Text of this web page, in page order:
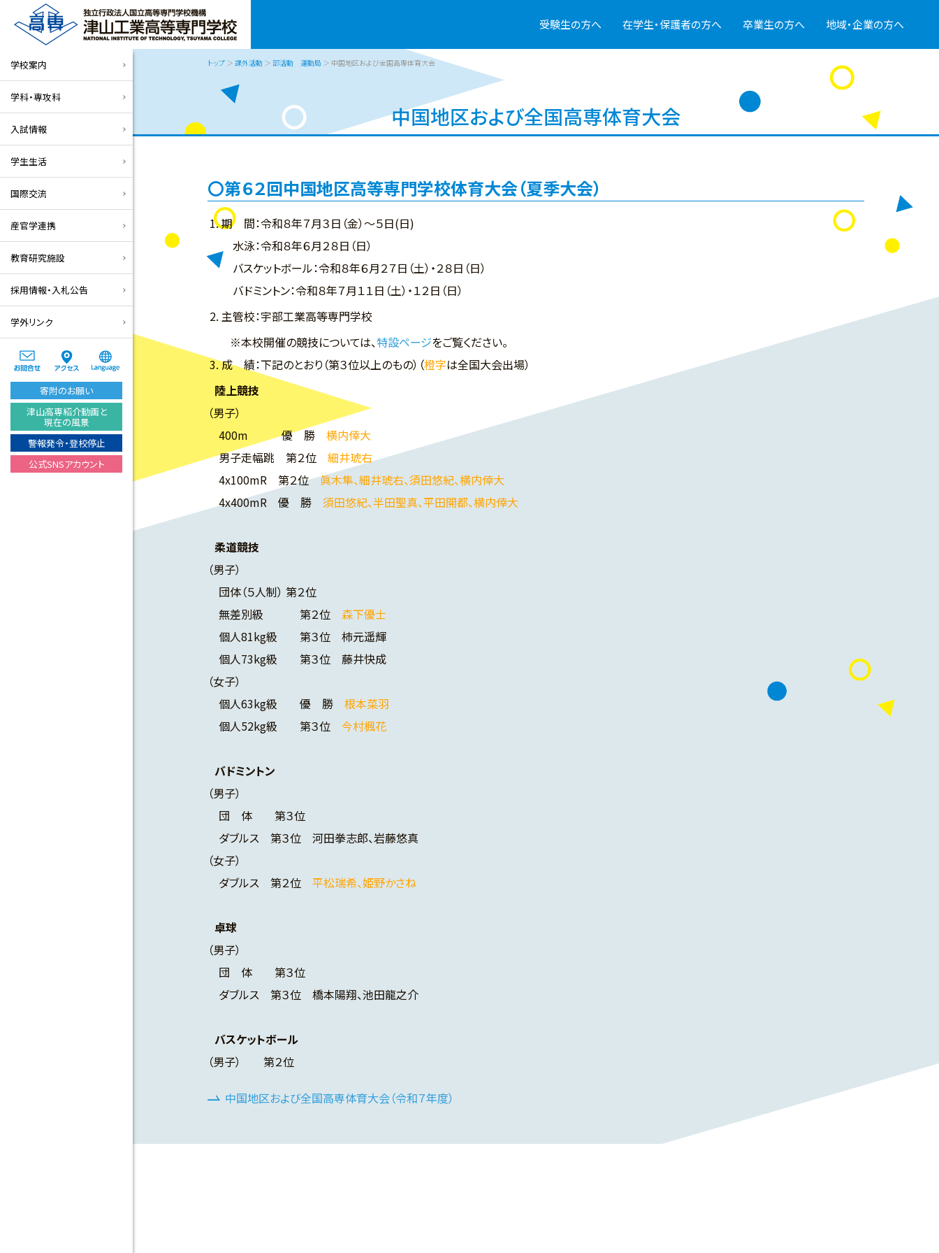
受験生の方へ 在学生・保護者の方へ 卒業生の方へ 地域・企業の方へ
学校案内
学科・専攻科
入試情報
学生生活
国際交流
産官学連携
教育研究施設
採用情報・入札公告
学外リンク
寄附のお願い
津山高専紹介動画と
現在の風景
警報発令・登校停止
公式SNSアカウント
トップ ＞ 課外活動 ＞ 部活動 運動局 ＞ 中国地区および全国高専体育大会
中国地区および全国高専体育大会
第６２回中国地区高等専門学校体育大会（夏季大会）
期 間：令和８年７月３日（金）～５日(日)
水泳：令和８年６月２８日（日）
バスケットボール：令和８年６月２７日（土）・２８日（日）
バドミントン：令和８年７月１１日（土）・１２日（日）
主管校：宇部工業高等専門学校
※本校開催の競技については、特設ページをご覧ください。
成 績：下記のとおり（第３位以上のもの）（橙字は全国大会出場）
陸上競技
（男子）
400m 優 勝 横内倖大
男子走幅跳 第２位 細井琥右
4x100mR 第２位眞木隼、細井琥右、須田悠紀、横内倖大
4x400mR 優 勝 須田悠紀、半田聖真、平田開都、横内倖大
柔道競技
（男子）
団体（５人制） 第２位
無差別級 第２位 森下優士
個人81kg級 第３位 柿元遥輝
個人73kg級 第３位 藤井快成
（女子）
個人63kg級 優 勝 根本菜羽
個人52kg級 第３位 今村楓花
バドミントン
（男子）
団 体 第３位
ダブルス 第３位 河田拳志郎、岩藤悠真
（女子）
ダブルス 第２位 平松瑞希、姫野かさね
卓球
（男子）
団 体 第３位
ダブルス 第３位 橋本陽翔、池田龍之介
バスケットボール
（男子） 第２位
中国地区および全国高専体育大会（令和７年度）